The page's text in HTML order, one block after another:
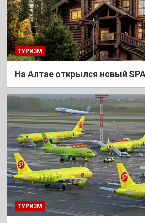
ТУРИЗМ
На Алтае открылся новый
ТУРИЗМ